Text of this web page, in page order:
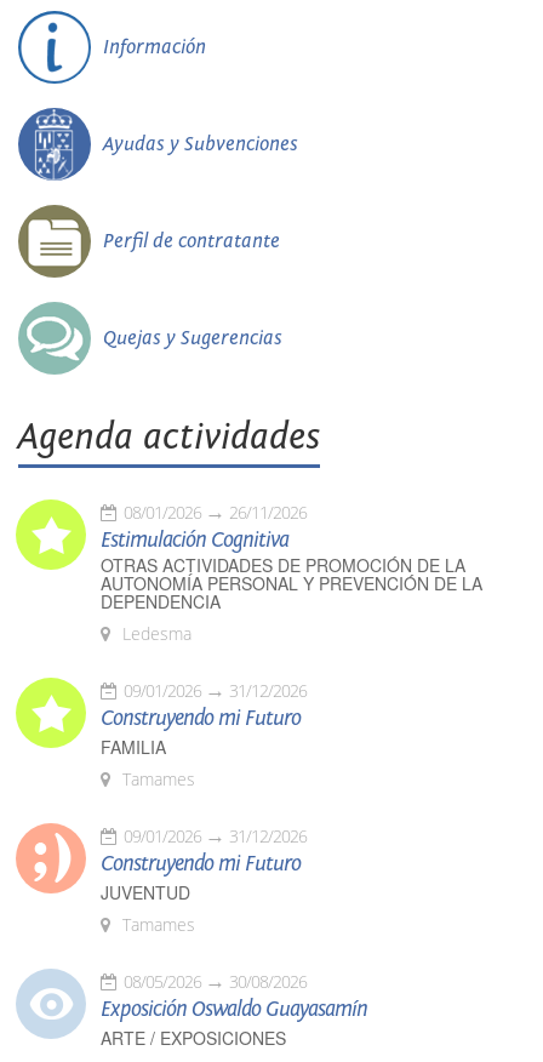
Información
Ayudas y Subvenciones
Perfil de contratante
Quejas y Sugerencias
Agenda actividades
08/01/2026 26/11/2026
Estimulación Cognitiva
OTRAS ACTIVIDADES DE PROMOCIÓN DE LA
AUTONOMÍA PERSONAL Y PREVENCIÓN DE LA
DEPENDENCIA
Ledesma
09/01/2026 31/12/2026
Construyendo mi Futuro
FAMILIA
Tamames
09/01/2026 31/12/2026
Construyendo mi Futuro
JUVENTUD
Tamames
08/05/2026 30/08/2026
Exposición Oswaldo Guayasamín
ARTE / EXPOSICIONES